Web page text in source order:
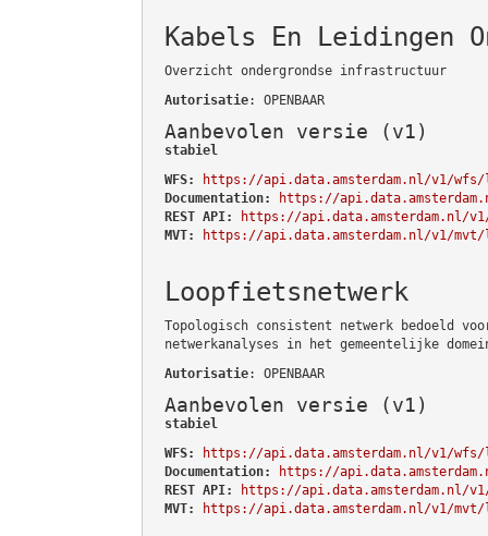
Kabels En Leidingen
Overzicht ondergrondse infrastructuur
Autorisatie: OPENBAAR
Aanbevolen versie (v1)
stabiel
WFS:
https://api.data.amsterdam.nl/v1/
Documentation:
https://
REST API:
https://api.data.amsterdam.nl/
MVT:
https://api.data.amsterdam.nl/v1/
Loopfietsnetwerk
Topologisch consistent netwerk bedoeld
netwerkanalyses in het gemeentelijke
Autorisatie: OPENBAAR
Aanbevolen versie (v1)
stabiel
WFS:
https://api.data.amsterdam.nl/v1/
Documentation:
https://
REST API:
https://api.data.amsterdam.nl/
MVT:
https://api.data.amsterdam.nl/v1/